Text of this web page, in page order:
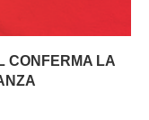
CONFERMA LA